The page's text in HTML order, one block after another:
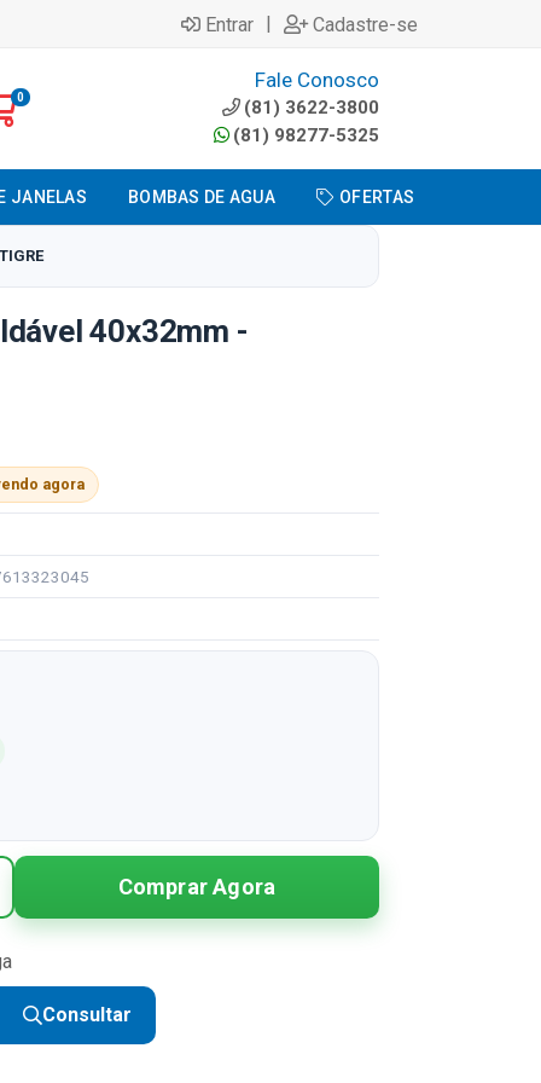
Entrar | Cadastre-se
0
Fale Conosco
(81) 3622-3800
(81) 98277-5325
JANELAS BOMBAS DE AGUA OFERTAS
40x32mm -
agora
Comprar Agora
Consultar